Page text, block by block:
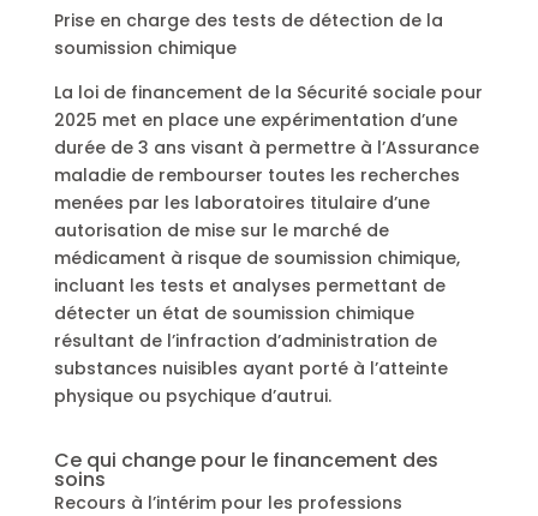
Prise en charge des tests de détection de la
soumission chimique
La loi de financement de la Sécurité sociale pour
2025 met en place une expérimentation d’une
durée de 3 ans visant à permettre à l’Assurance
maladie de rembourser toutes les recherches
menées par les laboratoires titulaire d’une
autorisation de mise sur le marché de
médicament à risque de soumission chimique,
incluant les tests et analyses permettant de
détecter un état de soumission chimique
résultant de l’infraction d’administration de
substances nuisibles ayant porté à l’atteinte
physique ou psychique d’autrui.
Ce qui change pour le financement des
soins
Recours à l’intérim pour les professions